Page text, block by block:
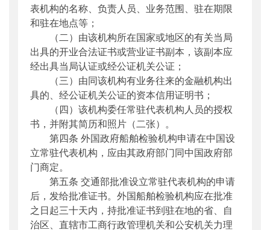
表机构的名称、负责人员、业务范围、驻在期限
和驻在地点等；
（二）由该机构所在国家或地区的有关当局
出具的开业合法证书或营业证书副本，该副本应
经出具当局认证或经公证机关公证；
（三）由同该机构有业务往来的金融机构出
具的、经公证机关公证的资本信用证明书；
（四）该机构委任常驻代表机构人员的授权
书，并附其简历和照片（二张）。
第四条 外国政府船舶检验机构申请在中国设
立常驻代表机构，应由其政府部门同中国政府部
门商定。
第五条 交通部批准设立常驻代表机构的申请
后，发给批准证书。外国船舶检验机构应在批准
之日起三十天内，持批准证书到驻在地的省、自
治区、直辖市工商行政管理机关和公安机关力理